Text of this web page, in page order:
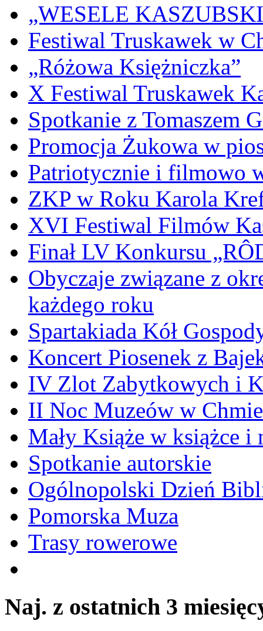
„WESELE
Festiwal Truskawek w
„Różowa Księżniczka”
X Festiwal Truskawek
Spotkanie z Tomaszem
Promocja Żukowa w
Patriotycznie i filmowo
ZKP w Roku Karola
XVI Festiwal Filmów
Finał LV Konkursu
Obyczaje związane z
każdego roku
Spartakiada Kół
Koncert Piosenek z
IV Zlot Zabytkowych i
II Noc Muzeów w
Mały Książe w książce i
Spotkanie autorskie
Ogólnopolski Dzień
Pomorska Muza
Trasy rowerowe
Naj. z ostatnich 3